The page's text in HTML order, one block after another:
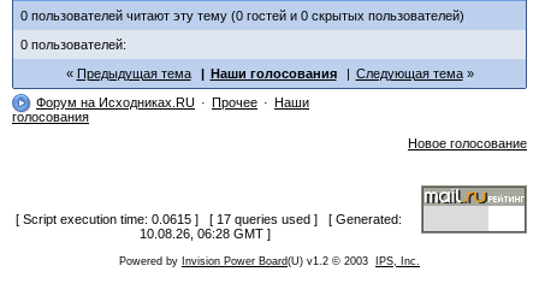
0 пользователей читают эту тему (0 гостей и 0 скрытых пользователей)
0 пользователей:
Предыдущая тема
Наши голосования
Следующая тема
Форум на Исходниках.RU
Прочее
Наши
голосования
Новое голосование
[ Script execution time: 0.0615 ] [ 17 queries used ] [ Generated:
10.08.26, 06:28 GMT ]
Powered by Invision Power Board(U) v1.2 © 2003 IPS, Inc.